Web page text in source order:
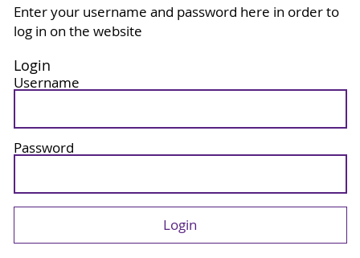
Enter your username and password here in order to
log in on the website
Login
Username
Password